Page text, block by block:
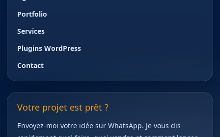
Portfolio
Services
Plugins WordPress
Contact
Votre projet est prêt ?
Envoyez-moi votre idée sur WhatsApp. Je vous dis